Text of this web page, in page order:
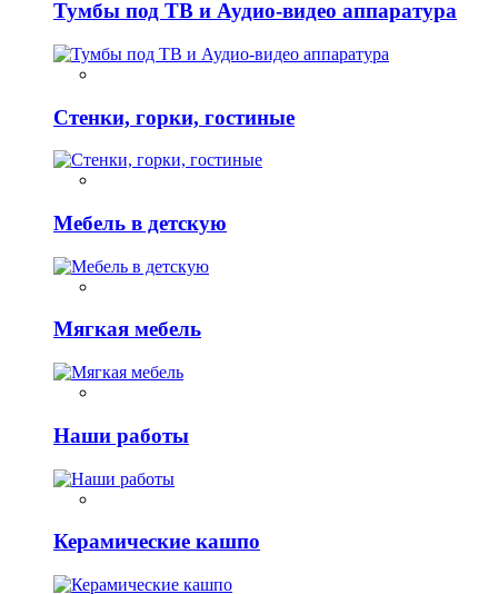
Тумбы под ТВ и Аудио-видео аппаратура
Стенки, горки, гостиные
Мебель в детскую
Мягкая мебель
Наши работы
Керамические кашпо